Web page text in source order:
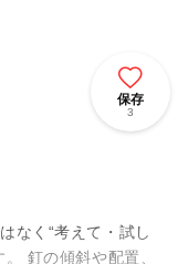
保存
3
なく“考えて・試し
、